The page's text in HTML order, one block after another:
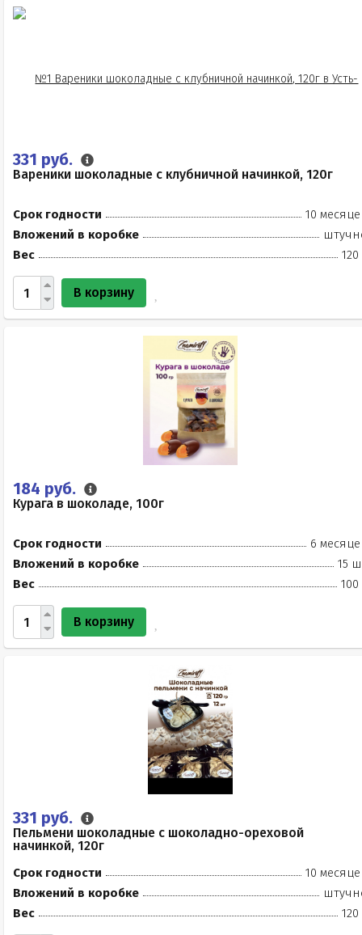
331 руб.
Вареники шоколадные с клубничной начинкой, 120г
Срок годности
10
Вложений в коробке
Вес
120
В корзину
184 руб.
Курага в шоколаде, 100г
Срок годности
6
Вложений в коробке
15
Вес
100
В корзину
331 руб.
Пельмени шоколадные с шоколадно-ореховой
начинкой, 120г
Срок годности
10
Вложений в коробке
Вес
120